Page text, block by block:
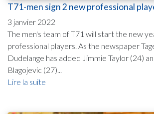
T71-men sign 2 new professional
3 janvier 2022
The men's team of T71 will start the new
professional players. As the newspaper
Dudelange has added Jimmie Taylor (24)
Blagojevic (27)...
Lire la suite